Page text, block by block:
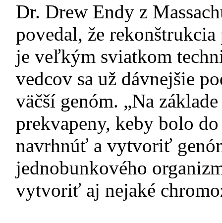
Dr. Drew Endy z
povedal, že
je veľkým sviatkom
vedcov sa už dávnejšie
väčší genóm. „Na
prekvapeny, keby bolo
navrhnúť a vytvoriť
jednobunkového
vytvoriť aj nejaké